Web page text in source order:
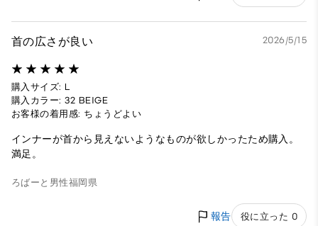
首の広さが良い 2026/5/15
購入サイズ: L
購入カラー: 32 BEIGE
お客様の着用感: ちょうどよい
インナーが首から見えないようなものが欲しかったため購入。
満足。
ろばーと 男性福岡県
報告 役に立った 0